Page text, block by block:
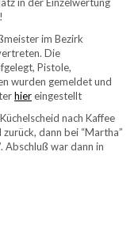
im Bezirk
Die
Pistole,
wurden gemeldet und
hiereingestellt
nach Kaffee
dann bei “Martha”
Abschluß war dann in